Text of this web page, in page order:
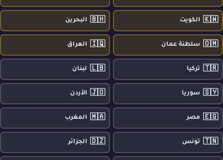
🇰🇼 الكويت 🇧🇭 البحرين
🇴🇲 سلطنة عمان 🇮🇶 العراق
🇹🇷 تركيا 🇱🇧 لبنان
🇸🇾 سوريا 🇯🇴 الأردن
🇪🇬 مصر 🇲🇦 المغرب
🇹🇳 تونس 🇩🇿 الجزائر